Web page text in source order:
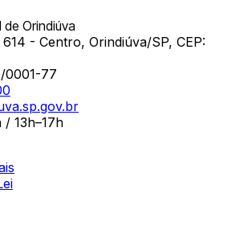
Orindiúva
- Centro, Orindiúva/SP, CEP:
0001-77
/ 13h–17h